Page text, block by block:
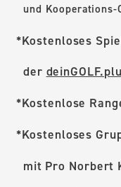
und Kooperations-
*Kostenloses
der
*Kostenlose
*Kostenloses
mit Pro Norbert